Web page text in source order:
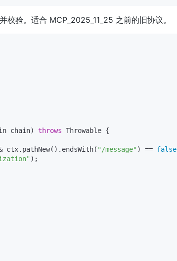
校验。适合 MCP_2025_11_25 之前的旧协议。
chain) throws Throwable {
ctx.pathNew().endsWith( "/message" ) == false
);